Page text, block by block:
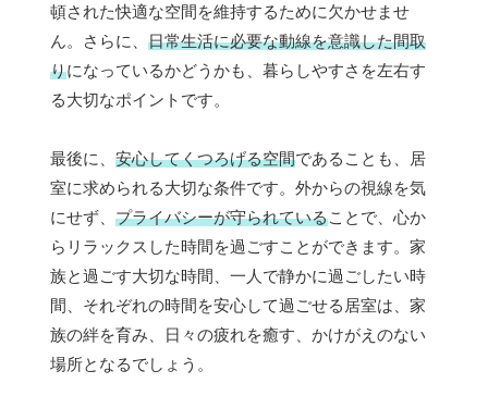
頓された快適な空間を維持するために欠かせませ
ん。さらに、 日常生活に必要な動線を意識した間取
りになっているかどうかも、暮らしやすさを左右す
る大切なポイントです。
最後に、 安心してくつろげる空間であることも、居
室に求められる大切な条件です。外からの視線を気
にせず、 プライバシーが守られていることで、心か
らリラックスした時間を過ごすことができます。家
族と過ごす大切な時間、一人で静かに過ごしたい時
間、それぞれの時間を安心して過ごせる居室は、家
族の絆を育み、日々の疲れを癒す、かけがえのない
場所となるでしょう。